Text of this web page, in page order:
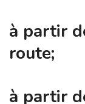
à partir
route;
à partir